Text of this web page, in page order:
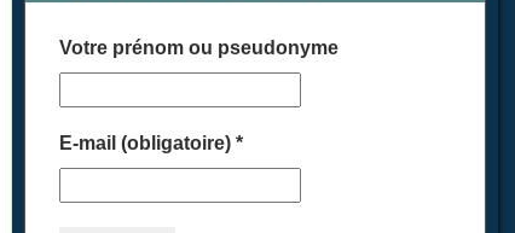
Votre prénom ou pseudonyme
E-mail (obligatoire)*